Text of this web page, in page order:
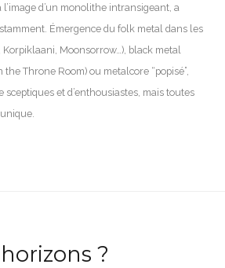
d’un monolithe intransigeant, a
Émergence du folk metal dans les
Moonsorrow…), black metal
Throne Room) ou metalcore “popisé”,
sceptiques et d’enthousiastes, mais toutes
?